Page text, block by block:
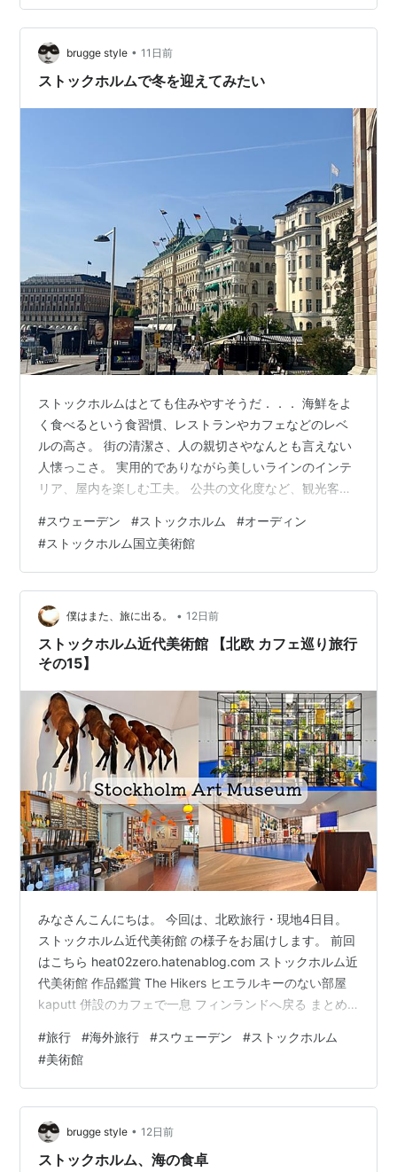
（笑）。 ストックホルム国立美術館の絵画コレクション
には、レンブラントをはじめ、かなり良い作品がそろっ
ていると思う。 しかし、ある時、支配者がふ…
brugge style • 11日前
ストックホルムで冬を迎えてみたい
ストックホルムはとても住みやすそうだ．．． 海鮮をよ
く食べるという食習慣、レストランやカフェなどのレベ
ルの高さ。 街の清潔さ、人の親切さやなんとも言えない
人懐っこさ。 実用的でありながら美しいラインのインテ
リア、屋内を楽しむ工夫。 公共の文化度など、観光客を
ぎないから、今度、在スウェーデンの夫の友人に話を聞
いてみよう。 どこにも100%の国はないし、住めば都、
という面もある。 しかし、その土地の時間に一度、自分
の生活を預けてみたいという妄想、しませんか？ わたし
はよくする（笑）。 パリならオスマン建築に住みたい。
ウィーンなら、オットー・ワー…
#スウェーデン #ストックホルム #オーディン
#ストックホルム国立美術館
僕はまた、旅に出る。 • 12日前
ストックホルム近代美術館 【北欧 カフェ巡り旅行
その15】
みなさんこんにちは。 今回は、北欧旅行・現地4日目。
ストックホルム近代美術館 の様子をお届けします。 前回
はこちら heat02zero.hatenablog.com ストックホルム近
代美術館 作品鑑賞 The Hikers ヒエラルキーのない部屋
kaputt 併設のカフェで一息 フィンランドへ戻る まとめ
ム近代美術館 ストックホルム近代美術館 は、ガラムスタ
ン近くの シェップスホルメン島 にある大きな美術館で
す。 美術館には、桟橋を歩いて渡って向かうことができ
ます。 現代アート、インスタレーションなどを含む、多
種多様な作品が展示され…
#旅行 #海外旅行 #スウェーデン #ストックホルム
#美術館
brugge style • 12日前
ストックホルム、海の食卓